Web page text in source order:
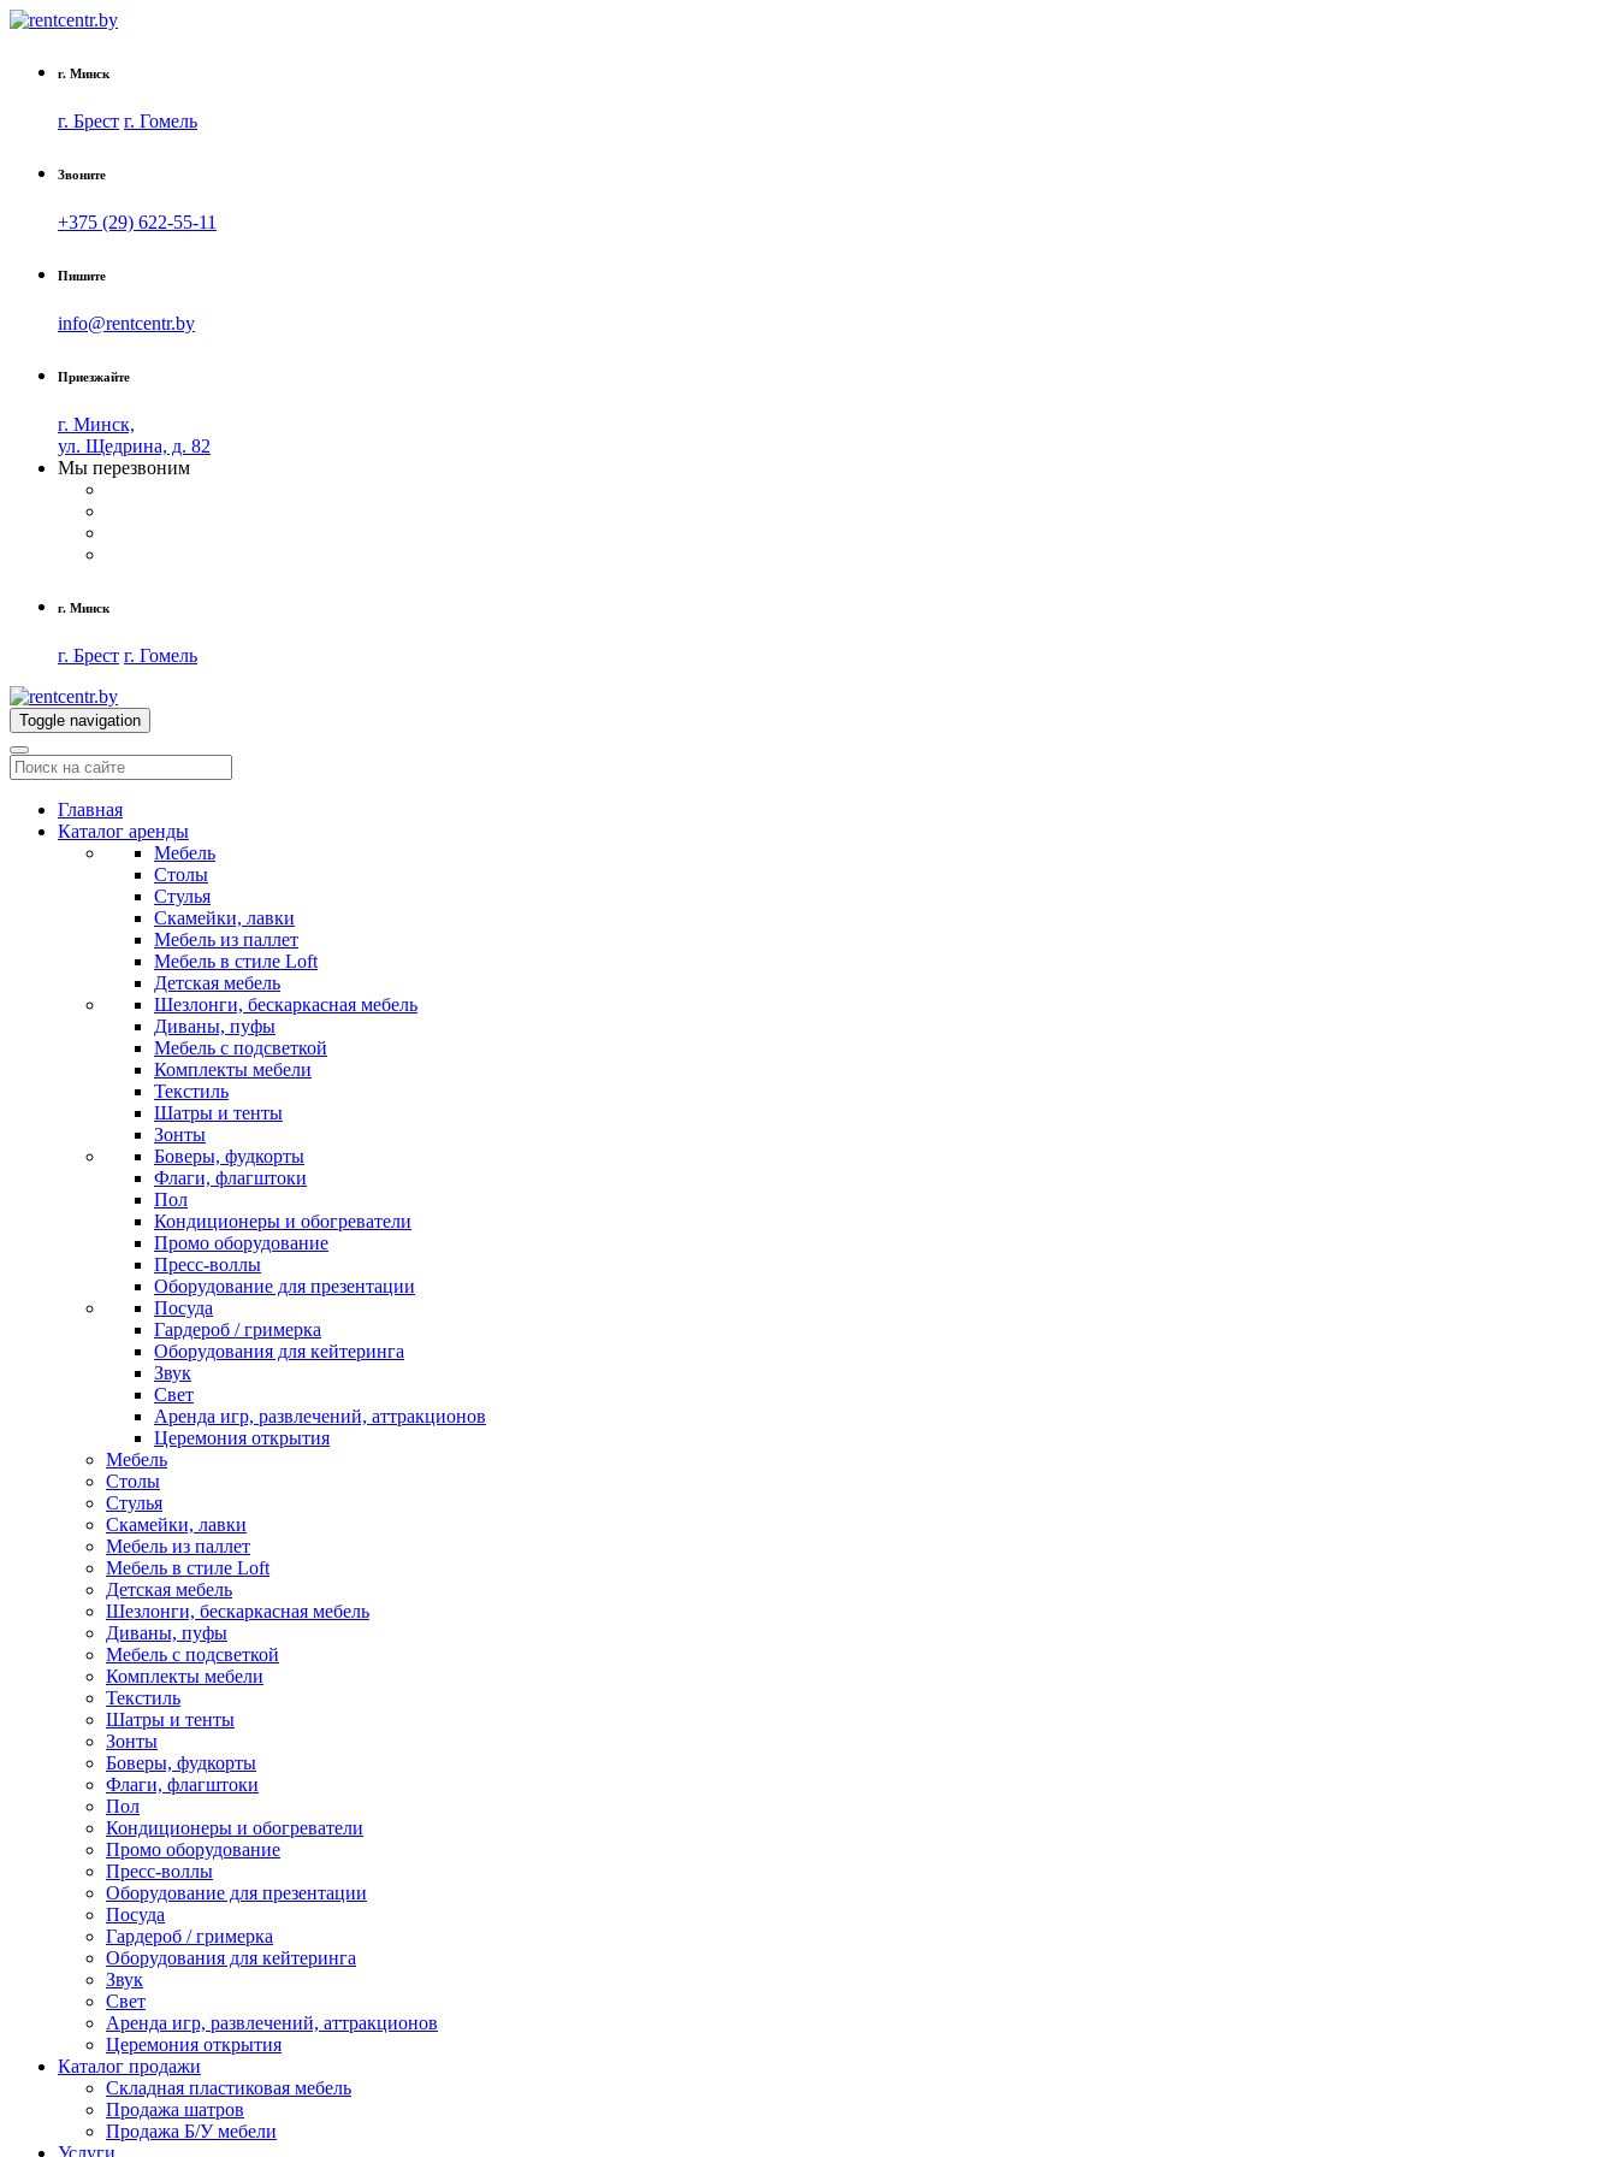
г. Минск
г. Брест г. Гомель
Звоните
+375 (29) 622-55-11
Пишите
info@rentcentr.by
Приезжайте
г. Минск,
ул. Щедрина, д. 82
Мы перезвоним
г. Минск
г. Брест г. Гомель
Toggle navigation
Главная
Каталог аренды
Мебель
Столы
Стулья
Скамейки, лавки
Мебель из паллет
Мебель в стиле Loft
Детская мебель
Шезлонги, бескаркасная мебель
Диваны, пуфы
Мебель с подсветкой
Комплекты мебели
Текстиль
Шатры и тенты
Зонты
Боверы, фудкорты
Флаги, флагштоки
Пол
Кондиционеры и обогреватели
Промо оборудование
Пресс-воллы
Оборудование для презентации
Посуда
Гардероб / гримерка
Оборудования для кейтеринга
Звук
Свет
Аренда игр, развлечений, аттракционов
Церемония открытия
Мебель
Столы
Стулья
Скамейки, лавки
Мебель из паллет
Мебель в стиле Loft
Детская мебель
Шезлонги, бескаркасная мебель
Диваны, пуфы
Мебель с подсветкой
Комплекты мебели
Текстиль
Шатры и тенты
Зонты
Боверы, фудкорты
Флаги, флагштоки
Пол
Кондиционеры и обогреватели
Промо оборудование
Пресс-воллы
Оборудование для презентации
Посуда
Гардероб / гримерка
Оборудования для кейтеринга
Звук
Свет
Аренда игр, развлечений, аттракционов
Церемония открытия
Каталог продажи
Складная пластиковая мебель
Продажа шатров
Продажа Б/У мебели
Услуги